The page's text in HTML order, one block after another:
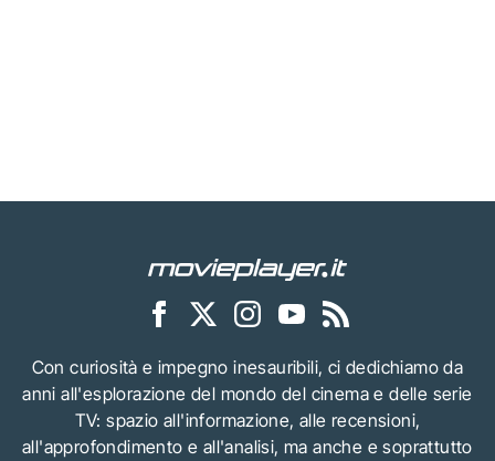
Con curiosità e impegno inesauribili, ci dedichiamo da
anni all'esplorazione del mondo del cinema e delle serie
TV: spazio all'informazione, alle recensioni,
all'approfondimento e all'analisi, ma anche e soprattutto